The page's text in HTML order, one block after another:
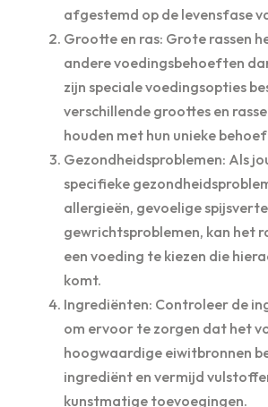
afgestemd op de levensfase
Grootte en ras: Grote rassen
andere voedingsbehoeften
zijn speciale voedingsopties
verschillende groottes en
houden met hun unieke
Gezondheidsproblemen: Als
specifieke
allergieën, gevoelige
gewrichtsproblemen, kan het
een ​​voeding te kiezen die
komt.
Ingrediënten: Controleer de
om ervoor te zorgen dat het
hoogwaardige eiwitbronnen
ingrediënt en vermijd
kunstmatige toevoegingen.